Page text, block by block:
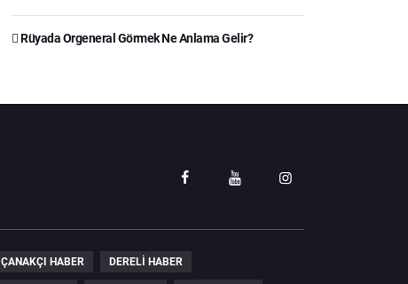
Rüyada Orgeneral Görmek Ne Anlama Gelir?
ÇANAKÇI HABER DERELI HABER